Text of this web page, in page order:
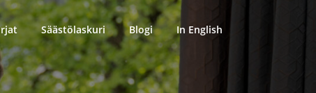
Säästölaskuri Blogi In English